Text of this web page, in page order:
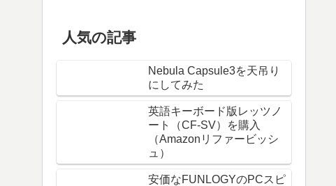
人気の記事
Nebula Capsule3を天吊り
にしてみた
英語キーボード版レッツノ
ート（CF-SV）を購入
（Amazonリファービッシ
ュ）
安価なFUNLOGYのPCスピ